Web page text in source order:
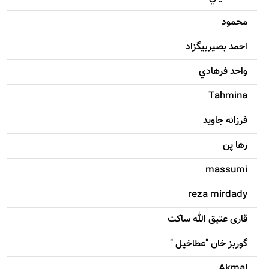
محمود
احمد بصيربيگزاد
واحد فرهادي
Tahmina
فرزانه جاويد
رها پن
massumi
reza mirdady
قاری عتیق الله ساکت
گوربز خان "عطاخیل "